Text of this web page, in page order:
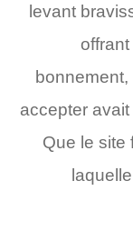
levant
accepter
Que le site